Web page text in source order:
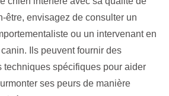
être, envisagez de consulter un
ou un intervenant en
Ils peuvent fournir des
techniques spécifiques pour aider
ses peurs de manière